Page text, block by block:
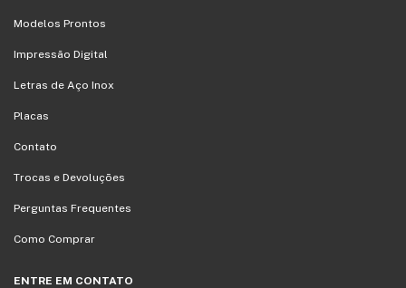
Modelos Prontos
Impressão Digital
Letras de Aço Inox
Placas
Contato
Trocas e Devoluções
Perguntas Frequentes
Como Comprar
ENTRE EM CONTATO